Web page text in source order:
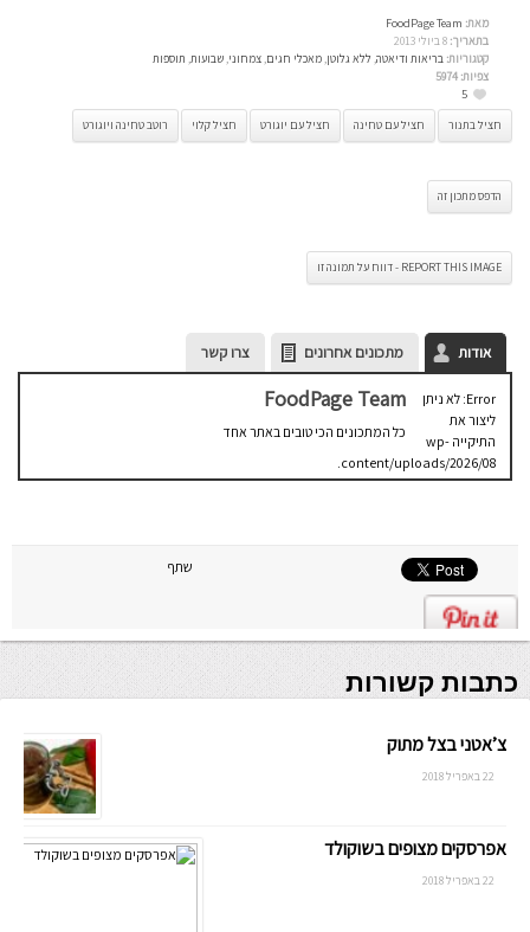
מאת: FoodPage Team
בתאריך:
קטגוריות: בריאות ודיאטה,ללא גלוטן,מאכלי חגים,צמחוני,שבועות, תוספות
צפיות: 5974
5
חציל בתנור
חציל עם טחינה חציל עם יוגורט חציל קלוי רוטב טחינה ויוגורט
הדפס מתכון זה
REPORT THIS IMAGE - דווח על תמונה זו
אודות מתכונים אחרונים צרו קשר
Error: לא ניתן
ליצור את
התיקייה wp-
content/uploads/2026/08.
יש לבדוק
FoodPage Team
כל המתכונים הכי טובים באתר אחד
שתף
כתבות קשורות
צ’אטני בצל מתוק
22 באפריל 2018
אפרסקים מצופים בשוקולד
22 באפריל 2018